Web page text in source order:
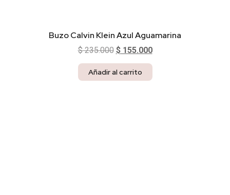
Buzo Calvin Klein Azul Aguamarina
$235.000 $155.000
Añadir al carrito